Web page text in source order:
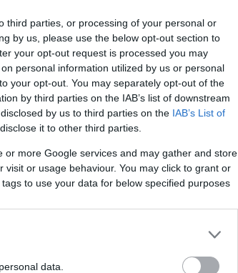
third parties, or processing of your personal or
by us, please use the below opt-out section to
your opt-out request is processed you may
personal information utilized by us or personal
your opt-out. You may separately opt-out of the
by third parties on the IAB’s list of downstream
by us to third parties on the IAB’s List of
it to other third parties.
or more Google services and may gather and store
or usage behaviour. You may click to grant or
to use your data for below specified purposes
data.
non è la vostra verdura
Unisciti alla
oltre a piccole